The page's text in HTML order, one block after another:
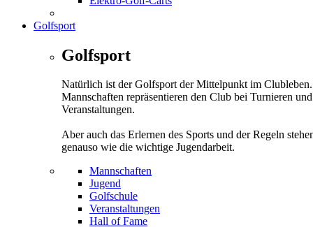
Golfsport
Golfsport
Natürlich ist der Golfsport der Mittelpunkt im
Mannschaften repräsentieren den Club bei Turnieren und
Veranstaltungen.
Aber auch das Erlernen des Sports und der Regeln
genauso wie die wichtige Jugendarbeit.
Mannschaften
Jugend
Golfschule
Veranstaltungen
Hall of Fame